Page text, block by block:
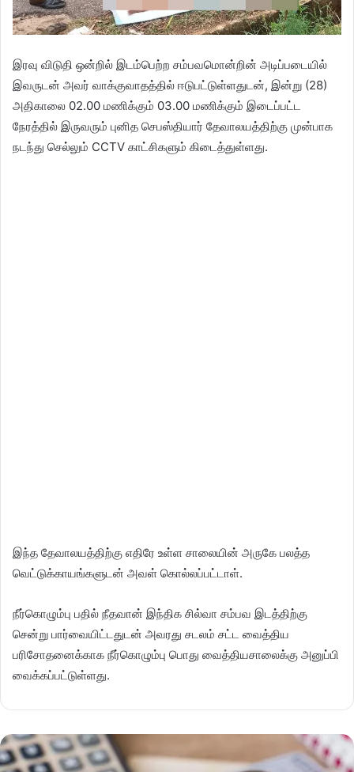
இரவு விடுதி ஒன்றில் இடம்பெற்ற சம்பவமொன்றின் அடிப்படையில்
இவருடன் அவர் வாக்குவாதத்தில் ஈடுபட்டுள்ளதுடன், இன்று (28)
அதிகாலை 02.00 மணிக்கும் 03.00 மணிக்கும் இடைப்பட்ட
நேரத்தில் இருவரும் புனித செபஸ்தியார் தேவாலயத்திற்கு முன்பாக
நடந்து செல்லும் CCTV காட்சிகளும் கிடைத்துள்ளது.
இந்த தேவாலயத்திற்கு எதிரே உள்ள சாலையின் அருகே பலத்த
வெட்டுக்காயங்களுடன் அவள் கொல்லப்பட்டாள்.
நீர்கொழும்பு பதில் நீதவான் இந்திக சில்வா சம்பவ இடத்திற்கு
சென்று பார்வையிட்டதுடன் அவரது சடலம் சட்ட வைத்திய
பரிசோதனைக்காக நீர்கொழும்பு பொது வைத்தியசாலைக்கு அனுப்பி
வைக்கப்பட்டுள்ளது.